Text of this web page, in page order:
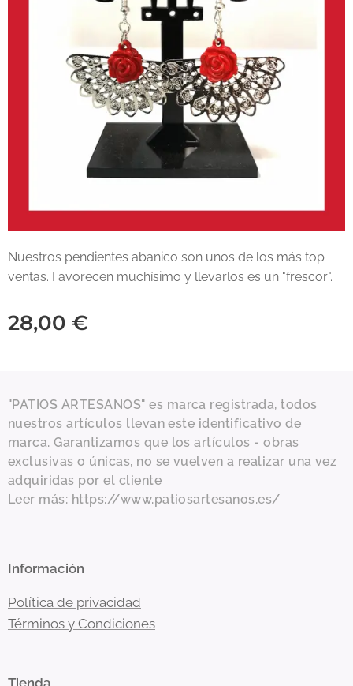
Nuestros pendientes abanico son unos de los más top
ventas. Favorecen muchísimo y llevarlos es un "frescor".
28,00 €
"PATIOS ARTESANOS" es marca registrada, todos
nuestros artículos llevan este identificativo de
marca. Garantizamos que los artículos - obras
exclusivas o únicas, no se vuelven a realizar una vez
adquiridas por el cliente
Leer más: https://www.patiosartesanos.es/
Información
Política de privacidad
Términos y Condiciones
Tienda